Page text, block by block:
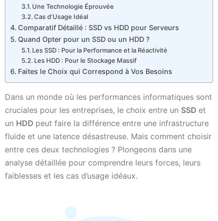
Une Technologie Éprouvée
Cas d’Usage Idéal
Comparatif Détaillé : SSD vs HDD pour Serveurs
Quand Opter pour un SSD ou un HDD ?
Les SSD : Pour la Performance et la Réactivité
Les HDD : Pour le Stockage Massif
Faites le Choix qui Correspond à Vos Besoins
Dans un monde où les performances informatiques sont
cruciales pour les entreprises, le choix entre un SSD et
un HDD peut faire la différence entre une infrastructure
fluide et une latence désastreuse. Mais comment choisir
entre ces deux technologies ? Plongeons dans une
analyse détaillée pour comprendre leurs forces, leurs
faiblesses et les cas d’usage idéaux.